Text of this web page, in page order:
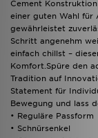
Cement
einer guten Wahl für
gewährleistet
Schritt angenehm
einfach chillst –
Komfort.Spüre den
Tradition auf
Statement für
Bewegung und lass
• Reguläre Passform
• Schnürsenkel